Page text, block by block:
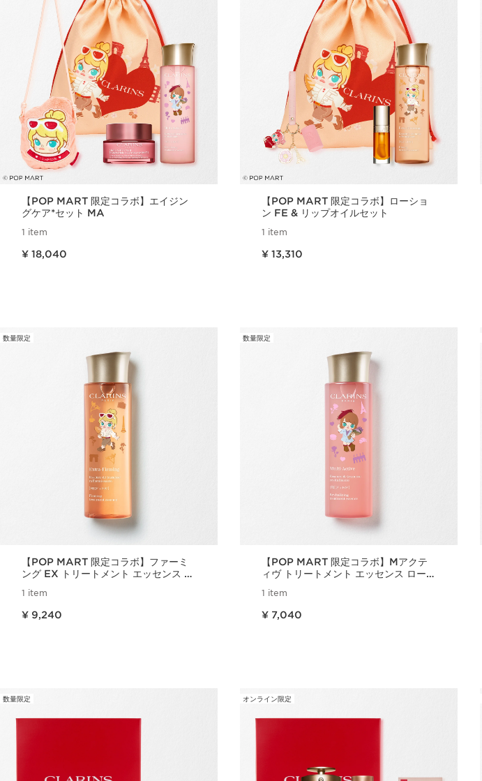
【POP MART 限定コラボ】エイジン
グケア*セット MA​
1 item
¥ 18,040
【POP MART 限定コラボ】ローショ
ン FE & リップオイルセット
1 item
¥ 13,310
数量限定
【POP MART 限定コラボ】ファーミ
ング EX トリートメント エッセンス ロ
1 item
¥ 9,240
数量限定
【POP MART 限定コラボ】Mアクテ
ィヴ トリートメント エッセンス ロー
1 item
¥ 7,040
数量限定 オンライン限定